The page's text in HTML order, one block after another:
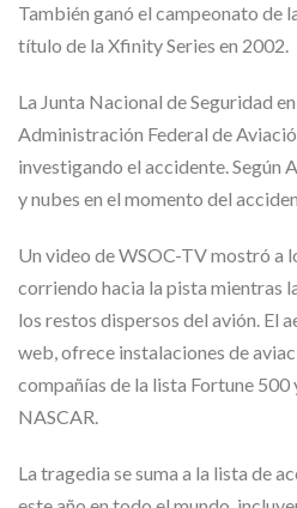
También ganó el campeonato de
título de la Xfinity Series en 2002.
La Junta Nacional de Seguridad
Administración Federal de
investigando el accidente. Según
y nubes en el momento del
Un video de WSOC-TV mostró a
corriendo hacia la pista mientras
los restos dispersos del avión. El
web, ofrece instalaciones de
compañías de la lista Fortune 500
NASCAR.
La tragedia se suma a la lista de